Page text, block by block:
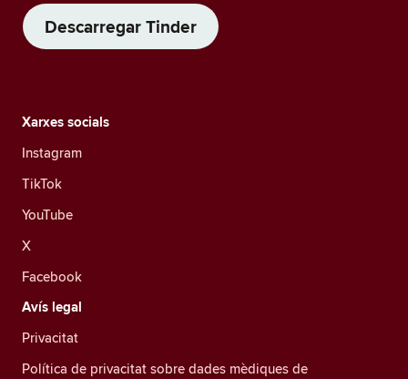
Descarregar Tinder
Xarxes socials
Instagram
TikTok
YouTube
X
Facebook
Avís legal
Privacitat
Política de privacitat sobre dades mèdiques de